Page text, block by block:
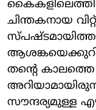
ചിന്തകനായ
തന്റെ
സൗന്ദര്യമുള്ള